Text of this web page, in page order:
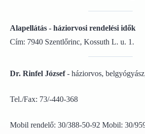
Alapellátás - háziorvosi rendelési idők
Cím: 7940 Szentlőrinc, Kossuth L. u. 1.
Dr. Rinfel József- háziorvos,
Tel./Fax: 73/-440-368
Mobil rendelő: 30/388-50-92 Mobil: 30/